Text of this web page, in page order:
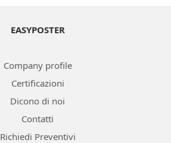
EASYPOSTER
Company profile
Certificazioni
Dicono di noi
Contatti
Richiedi Preventivi